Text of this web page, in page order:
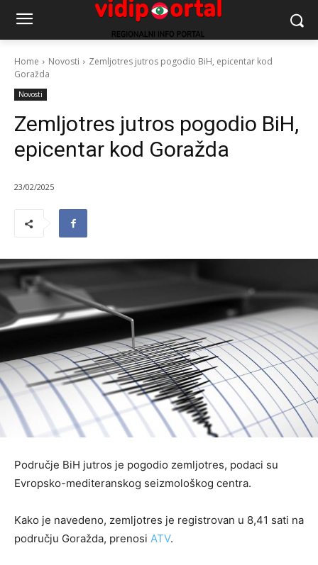
Home Novosti
Zemljotres jutros pogodio BiH, epicentar kod
Goražda
Novosti
Zemljotres jutros pogodio BiH,
epicentar kod Goražda
23/02/2025
Područje BiH jutros je pogodio zemljotres, podaci su
Еvropsko-mediteranskog seizmološkog centra.
Kako je navedeno, zemljotres je registrovan u 8,41 sati na
području Goražda, prenosi ATV.